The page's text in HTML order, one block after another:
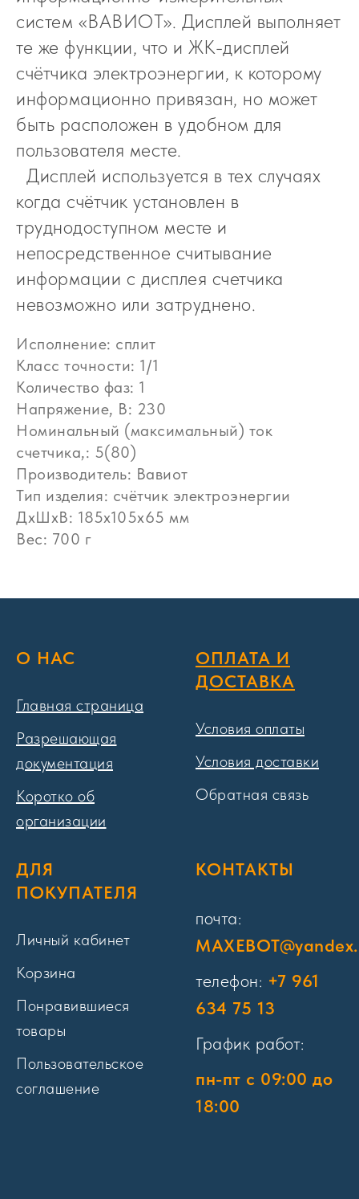
систем «ВАВИОТ». Дисплей выполняет
те же функции, что и ЖК-дисплей
счётчика электроэнергии, к которому
информационно привязан, но может
быть расположен в удобном для
пользователя месте.
Дисплей используется в тех случаях
когда счётчик установлен в
труднодоступном месте и
непосредственное считывание
информации с дисплея счетчика
невозможно или затруднено.
Исполнение: сплит
Класс точности: 1/1
Количество фаз: 1
Напряжение, В: 230
Номинальный (максимальный) ток
счетчика,: 5(80)
Производитель: Вавиот
Тип изделия: счётчик электроэнергии
ДxШxВ: 185x105x65 мм
Вес: 700 г
О НАС
Главная страница
Разрешающая
документация
Коротко об
организации
ОПЛАТА И
ДОСТАВКА
Условия оплаты
Условия доставки
Обратная связь
ДЛЯ
ПОКУПАТЕЛЯ
Личный кабинет
Корзина
Понравившиеся
товары
Пользовательское
соглашение
КОНТАКТЫ
почта:
телефон: +7 961
634 75 13
График работ:
пн-пт с 09:00 до
18:00